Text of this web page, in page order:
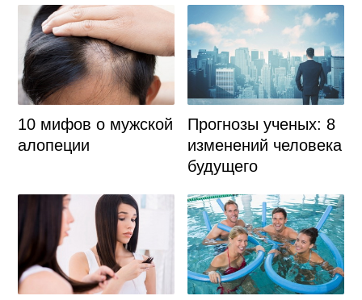
10 мифов о мужской
алопеции
Прогнозы ученых: 8
изменений человека
будущего